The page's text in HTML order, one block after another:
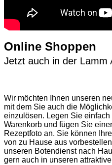
Online Shoppen
Jetzt auch in der Lamm
Wir möchten Ihnen unseren
mit dem Sie auch die
einzulösen. Legen Sie
Warenkorb und fügen Sie
Rezeptfoto an. Sie können
von zu Hause aus
unseren Botendienst nach
gern auch in unseren